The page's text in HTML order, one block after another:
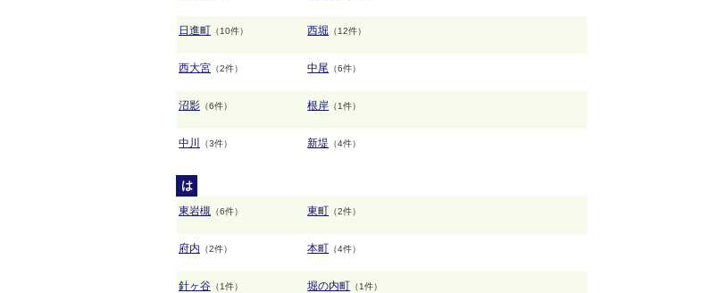
日進町 （10件） 西堀 （12件）
西大宮 （2件） 中尾 （6件）
沼影 （6件） 根岸 （1件）
中川 （3件） 新堤 （4件）
は
東岩槻 （6件） 東町 （2件）
府内 （2件） 本町 （4件）
針ヶ谷 （1件） 堀の内町 （1件）